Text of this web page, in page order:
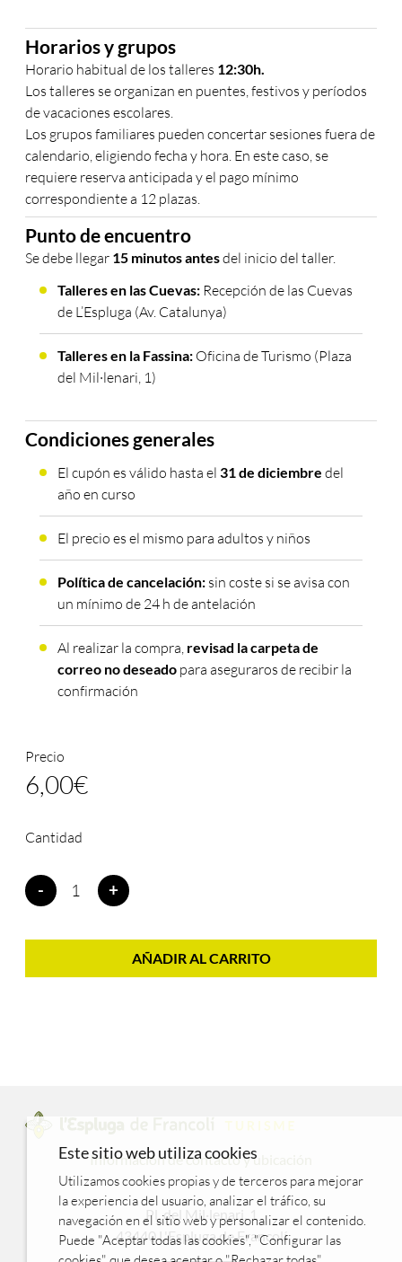
Horarios y grupos
Horario habitual de los talleres 12:30h.
Los talleres se organizan en puentes, festivos y períodos
de vacaciones escolares.
Los grupos familiares pueden concertar sesiones fuera de
calendario, eligiendo fecha y hora. En este caso, se
requiere reserva anticipada y el pago mínimo
correspondiente a 12 plazas.
Punto de encuentro
Se debe llegar 15 minutos antesdel inicio del taller.
Talleres en las Cuevas:Recepción de las Cuevas
de L’Espluga (Av. Catalunya)
Talleres en la Fassina:Oficina de Turismo (Plaza
del Mil·lenari, 1)
Condiciones generales
El cupón es válido hasta el 31 de diciembre del
año en curso
El precio es el mismo para adultos y niños
Política de cancelación:sin coste si se avisa con
un mínimo de 24 h de antelación
Al realizar la compra, revisad la carpeta de
correo no deseadopara aseguraros de recibir la
confirmación
Precio
6,00€
Cantidad
familiares
- +
AÑADIR AL CARRITO
Información de contacto y ubicación
Pl. del Mil·lenari, 1
43440 L'Espluga de Francolí
Este sitio web utiliza cookies
Utilizamos cookies propias y de terceros para mejorar
la experiencia del usuario, analizar el tráfico, su
navegación en el sitio web y personalizar el contenido.
Puede "Aceptar todas las cookies", "Configurar las